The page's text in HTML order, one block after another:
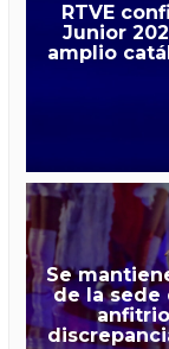
RTVE
Junior
amplio
Se
de la sede